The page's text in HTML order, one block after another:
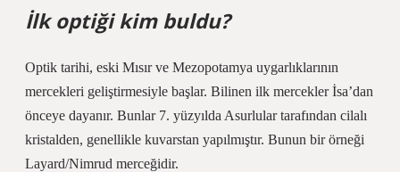
İlk optiği kim buldu?
Optik tarihi, eski Mısır ve Mezopotamya uygarlıklarının
mercekleri geliştirmesiyle başlar. Bilinen ilk mercekler İsa’dan
önceye dayanır. Bunlar 7. yüzyılda Asurlular tarafından cilalı
kristalden, genellikle kuvarstan yapılmıştır. Bunun bir örneği
Layard/Nimrud merceğidir.